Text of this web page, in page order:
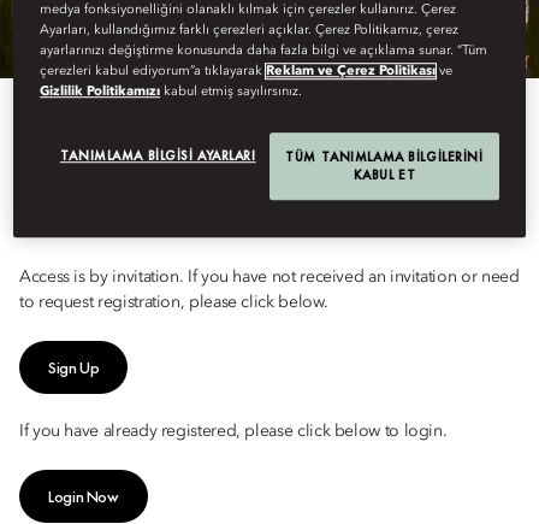
FAN CLUB
MANDARIN ORIENTAL HAS
LAUNCHED A NEW
Access is by invitation. If you have not received an invitation or need
to request registration, please click below.
Sign Up
If you have already registered, please click below to login.
Login Now
medya fonksiyonelliğini olanaklı kılmak için çerezler kullanırız. Çerez
Ayarları, kullandığımız farklı çerezleri açıklar. Çerez Politikamız, çerez
ayarlarınızı değiştirme konusunda daha fazla bilgi ve açıklama sunar. “Tüm
çerezleri kabul ediyorum”a tıklayarak Reklam ve Çerez Politikası ve
Gizlilik Politikamızı kabul etmiş sayılırsınız.
TANIMLAMA BILGISI AYARLARI TÜM TANIMLAMA BILGILERINI
KABUL ET